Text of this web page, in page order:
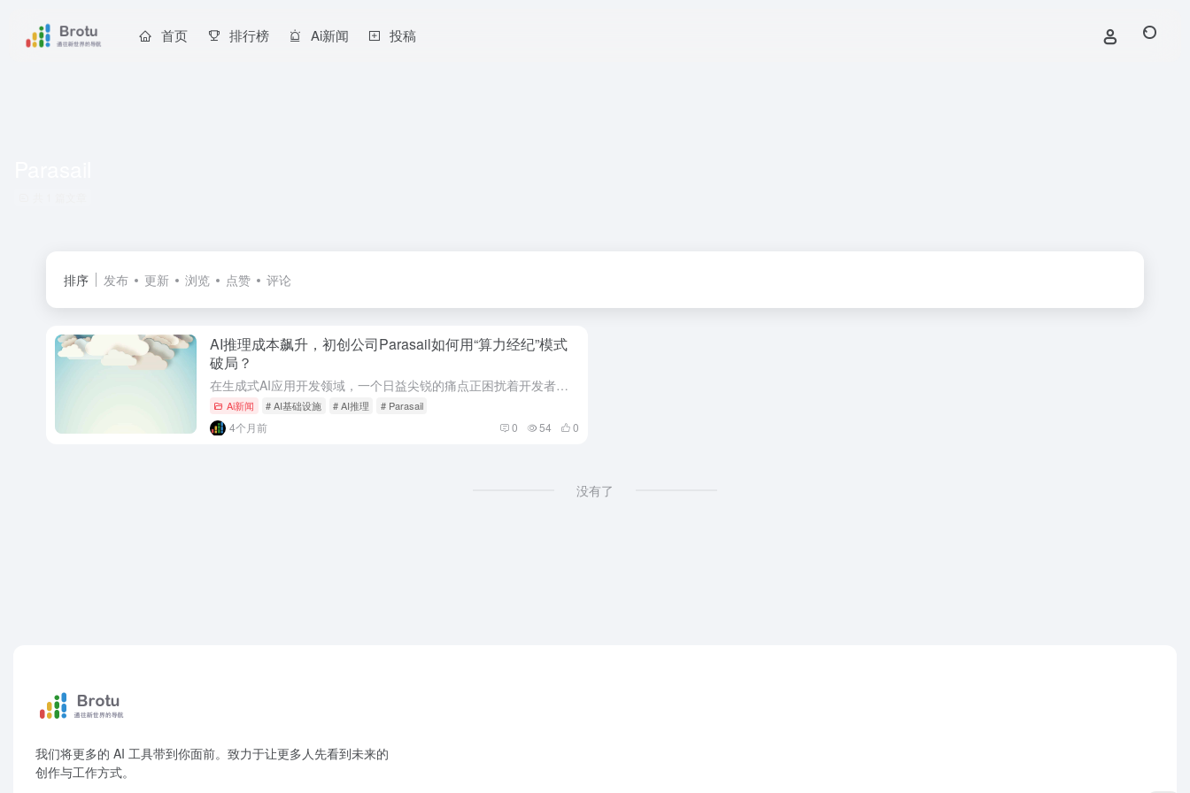
首页 排行榜 Ai新闻 投稿
排序 发布 更新 浏览 点赞 评论
AI推理成本飙升，初创公司Parasail如何用“算力经纪”模式
破局？
在生成式AI应用开发领域，一个日益尖锐的痛点正困扰着开发者：推理（Inference）成本正以惊人的速度吞噬着预算。当开发者每天需要处理数百亿个令牌（Token）时，对算力的需求变得极其简单而迫切...
Ai新闻 # AI基础设施 # AI推理 # Parasail
4个月前 0 54 0
没有了
我们将更多的 AI 工具带到你面前。致力于让更多人先看到未来的
创作与工作方式。